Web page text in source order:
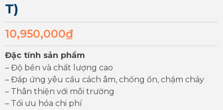
T)
10,950,000₫
Đặc tính sản phẩm
– Độ bền và chất lượng cao
– Đáp ứng yêu cầu cách âm, chống ồn, chậm cháy
– Thân thiện với môi trường
– Tối ưu hóa chi phí